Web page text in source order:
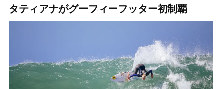
タティアナがグーフィーフッター初制覇